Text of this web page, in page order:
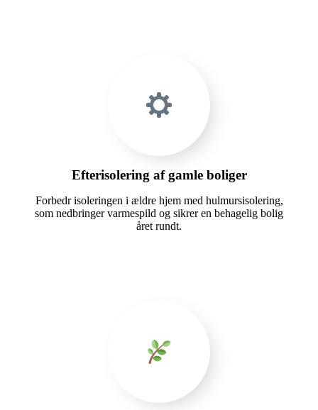
Efterisolering af gamle boliger
Forbedr isoleringen i ældre hjem med hulmursisolering,
som nedbringer varmespild og sikrer en behagelig bolig
året rundt.